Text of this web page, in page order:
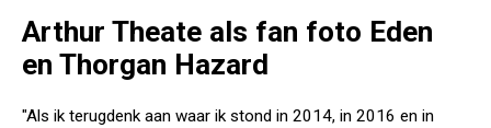
Arthur Theate als fan foto Eden
en Thorgan Hazard
"Als ik terugdenk aan waar ik stond in 2014, in 2016 en in